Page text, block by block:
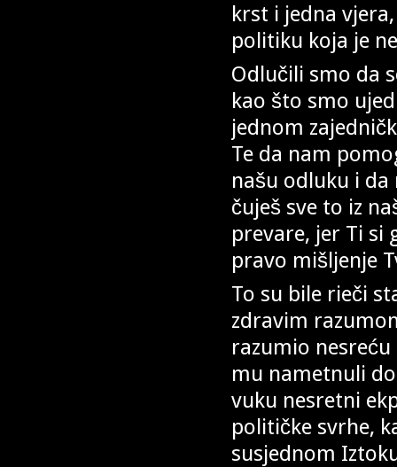
krst i jedna
politiku koja je
Odlučili smo da
kao što smo
jednom
Te da nam
našu odluku i
čuješ sve to iz
prevare, jer Ti si
pravo mišljenje
To su bile rieči
zdravim
razumio
mu nametnuli
vuku nesretni
političke svrhe,
susjednom